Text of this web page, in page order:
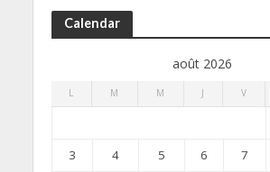
Calendar
août 2026
L M M J V
3
4 5 6 7